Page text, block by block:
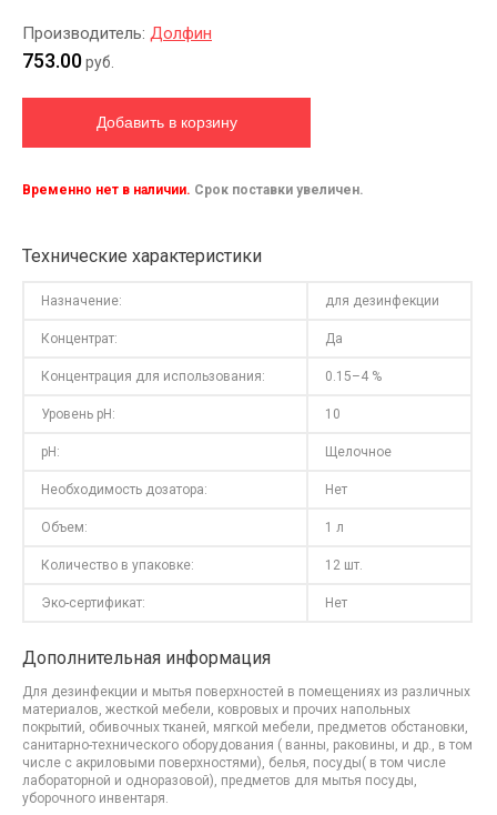
Производитель: Долфин
753.00руб.
Временно нет в наличии. Срок поставки увеличен.
Технические характеристики
Назначение: для дезинфекции
Концентрат: Да
Концентрация для использования: 0.15–4 %
Уровень pH: 10
pH: Щелочное
Необходимость дозатора: Нет
Объем: 1 л
Количество в упаковке: 12 шт.
Эко-сертификат: Нет
Дополнительная информация
Для дезинфекции и мытья поверхностей в помещениях из различных
материалов, жесткой мебели, ковровых и прочих напольных
покрытий, обивочных тканей, мягкой мебели, предметов обстановки,
санитарно-технического оборудования ( ванны, раковины, и др., в том
числе с акриловыми поверхностями), белья, посуды( в том числе
лабораторной и одноразовой), предметов для мытья посуды,
уборочного инвентаря.